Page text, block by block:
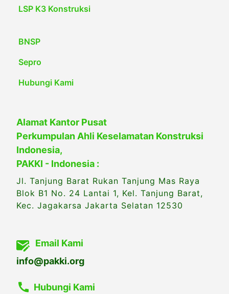
LSP K3 Konstruksi
BNSP
Sepro
Hubungi Kami
Alamat Kantor Pusat
Perkumpulan Ahli Keselamatan Konstruksi
Indonesia,
PAKKI - Indonesia :
Jl. Tanjung Barat Rukan Tanjung Mas Raya
Blok B1 No. 24 Lantai 1, Kel. Tanjung Barat,
Kec. Jagakarsa Jakarta Selatan 12530
Email Kami
info@pakki.org
Hubungi Kami